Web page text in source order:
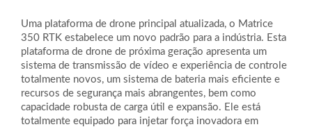
Uma plataforma de drone principal atualizada, o Matrice
350 RTK estabelece um novo padrão para a indústria. Esta
plataforma de drone de próxima geração apresenta um
sistema de transmissão de vídeo e experiência de controle
totalmente novos, um sistema de bateria mais eficiente e
recursos de segurança mais abrangentes, bem como
capacidade robusta de carga útil e expansão. Ele está
totalmente equipado para injetar força inovadora em